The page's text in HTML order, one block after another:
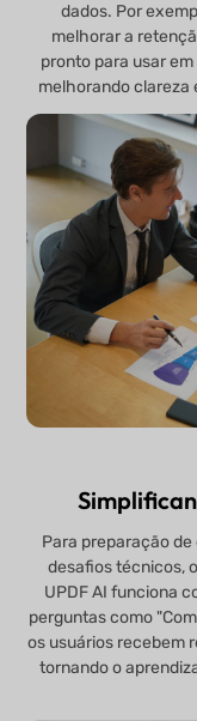
dados. Por
melhorar a
pronto para usar
melhorando clareza
Para preparação
desafios técnicos,
UPDF AI funciona
perguntas como
os usuários recebem
tornando o